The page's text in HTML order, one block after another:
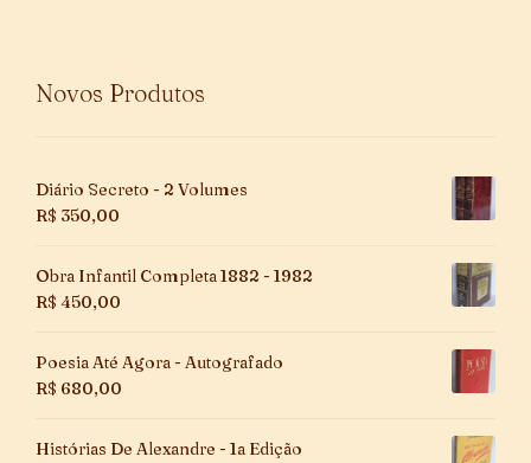
Novos Produtos
Diário Secreto - 2 Volumes
R$ 350,00
Obra Infantil Completa 1882 - 1982
R$ 450,00
Poesia Até Agora - Autografado
R$ 680,00
Histórias De Alexandre - 1a Edição